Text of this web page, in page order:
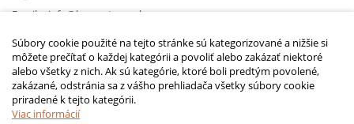
Email: info@bmcentrum.sk
+421 (0)910 385 238
+421 (0)949 152 774
2010 – 2014 © Copyrightopatrovatelsky-kurz.sk
Upraviť nastavenia Cookies
Súbory cookie použité na tejto stránke sú kategorizované a nižšie si
môžete prečítať o každej kategórii a povoliť alebo zakázať niektoré
alebo všetky z nich. Ak sú kategórie, ktoré boli predtým povolené,
zakázané, odstránia sa z vášho prehliadača všetky súbory cookie
priradené k tejto kategórii.
Viac informácií